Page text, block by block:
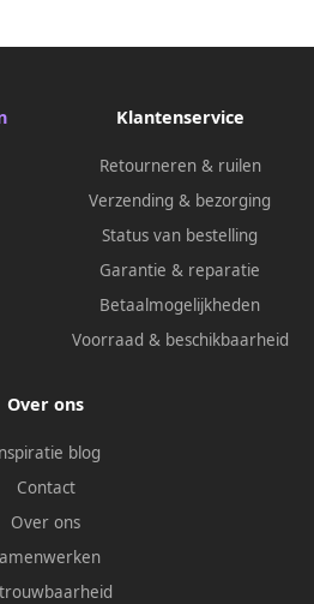
Klantenservice
Retourneren & ruilen
Verzending & bezorging
Status van bestelling
Garantie & reparatie
Betaalmogelijkheden
Voorraad & beschikbaarheid
Over ons
blog
Contact
Over ons